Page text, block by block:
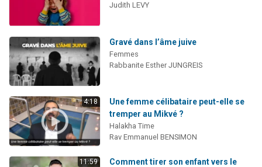
Judith LEVY
Gravé dans l’âme juive
Femmes
Rabbanite Esther JUNGREIS
4:18
Une femme célibataire peut-elle se
tremper au Mikvé ?
Halakha Time
Rav Emmanuel BENSIMON
11:59
Comment tirer son enfant vers le